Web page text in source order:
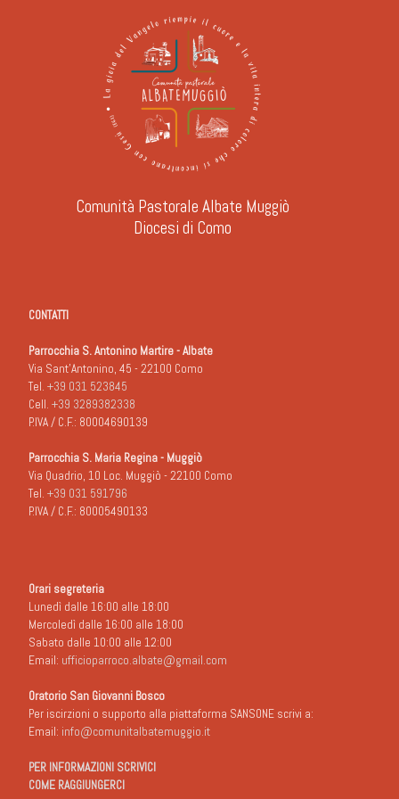
Comunità Pastorale Albate Muggiò
Diocesi di Como
CONTATTI
Parrocchia S. Antonino Martire - Albate
Via Sant'Antonino, 45 - 22100 Como
Tel. +39 031 523845
Cell. +39 3289382338
P.IVA / C.F.: 80004690139
Parrocchia S. Maria Regina - Muggiò
Via Quadrio, 10 Loc. Muggiò - 22100 Como
Tel. +39 031 591796
P.IVA / C.F.: 80005490133
Orari segreteria
Lunedì dalle 16:00 alle 18:00
Mercoledì dalle 16:00 alle 18:00
Sabato dalle 10:00 alle 12:00
Email: ufficioparroco.albate@gmail.com
Oratorio San Giovanni Bosco
Per iscirzioni o supporto alla piattaforma SANSONE scrivi a:
Email: info@comunitalbatemuggio.it
PER INFORMAZIONI SCRIVICI
COME RAGGIUNGERCI